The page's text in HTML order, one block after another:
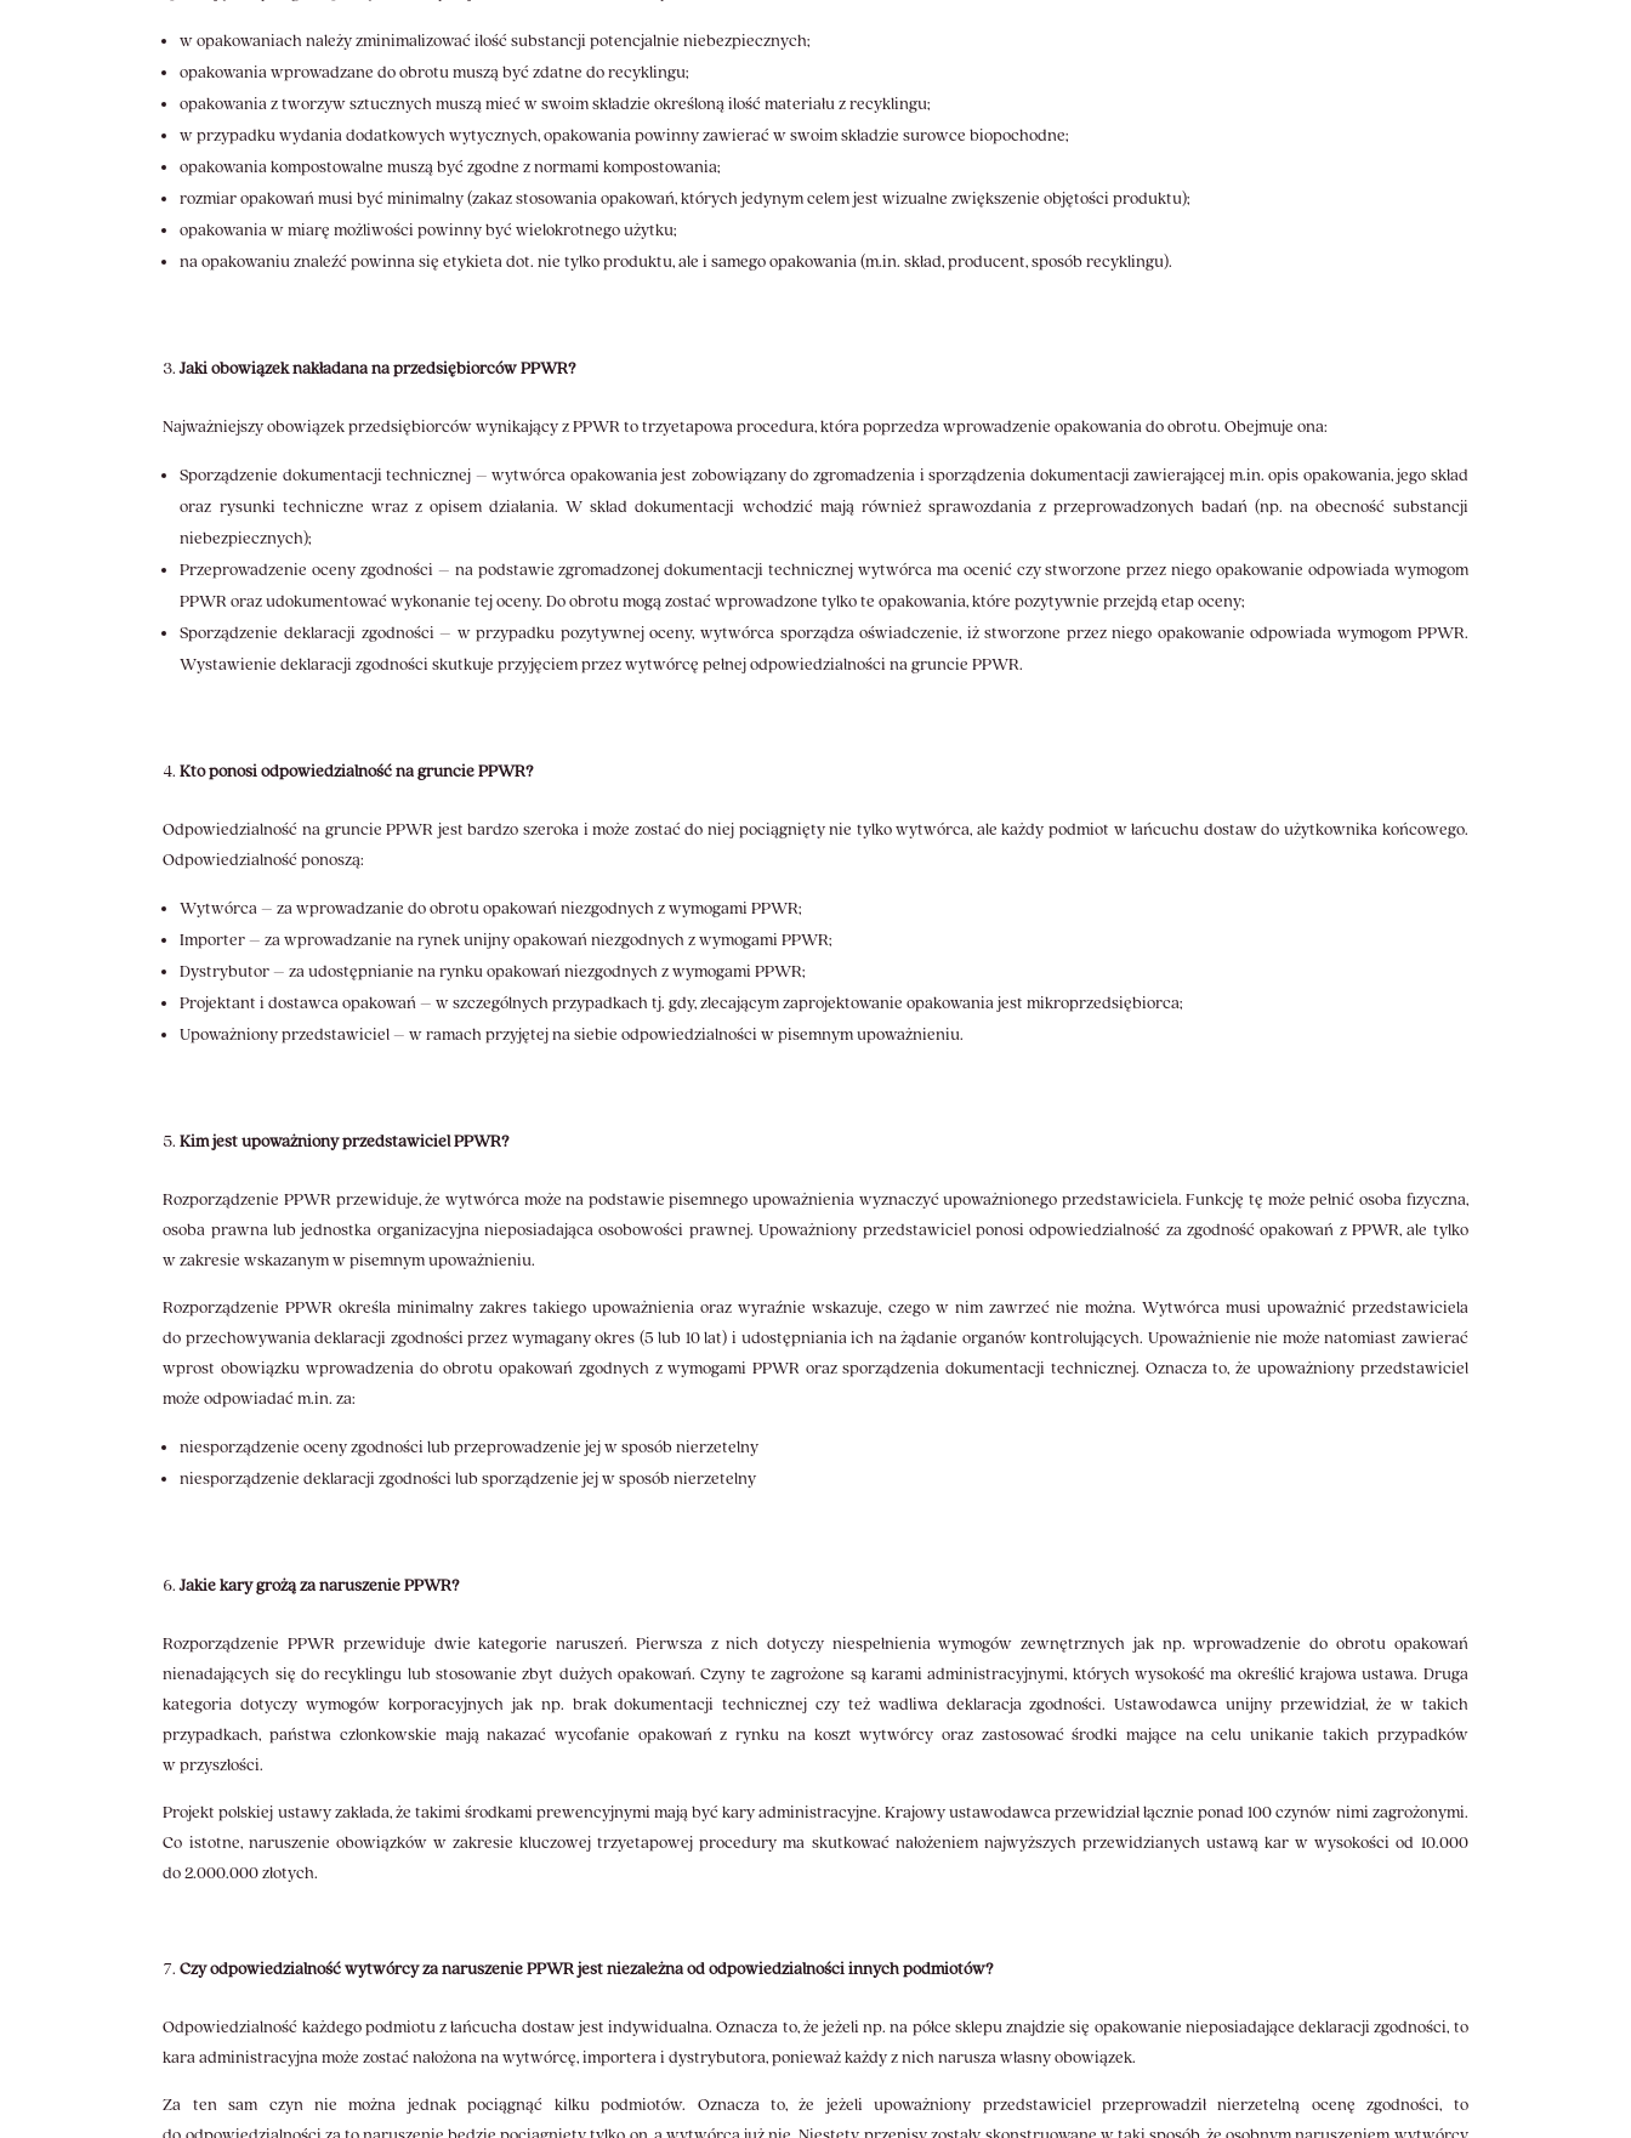
w opakowaniach należy zminimalizować ilość substancji potencjalnie niebezpiecznych;
opakowania wprowadzane do obrotu muszą być zdatne do recyklingu;
opakowania z tworzyw sztucznych muszą mieć w swoim składzie określoną ilość materiału z recyklingu;
w przypadku wydania dodatkowych wytycznych, opakowania powinny zawierać w swoim składzie surowce biopochodne;
opakowania kompostowalne muszą być zgodne z normami kompostowania;
rozmiar opakowań musi być minimalny (zakaz stosowania opakowań, których jedynym celem jest wizualne zwiększenie objętości produktu);
opakowania w miarę możliwości powinny być wielokrotnego użytku;
na opakowaniu znaleźć powinna się etykieta dot. nie tylko produktu, ale i samego opakowania (m.in. skład, producent, sposób recyklingu).
Jaki obowiązek nakładana na przedsiębiorców PPWR?
Najważniejszy obowiązek przedsiębiorców wynikający z PPWR to trzyetapowa procedura, która poprzedza wprowadzenie opakowania do obrotu. Obejmuje ona:
Sporządzenie dokumentacji technicznej – wytwórca opakowania jest zobowiązany do zgromadzenia i sporządzenia dokumentacji zawierającej m.in. opis opakowania, jego skład
oraz rysunki techniczne wraz z opisem działania. W skład dokumentacji wchodzić mają również sprawozdania z przeprowadzonych badań (np. na obecność substancji
niebezpiecznych);
Przeprowadzenie oceny zgodności – na podstawie zgromadzonej dokumentacji technicznej wytwórca ma ocenić czy stworzone przez niego opakowanie odpowiada wymogom
PPWR oraz udokumentować wykonanie tej oceny. Do obrotu mogą zostać wprowadzone tylko te opakowania, które pozytywnie przejdą etap oceny;
Sporządzenie deklaracji zgodności – w przypadku pozytywnej oceny, wytwórca sporządza oświadczenie, iż stworzone przez niego opakowanie odpowiada wymogom PPWR.
Wystawienie deklaracji zgodności skutkuje przyjęciem przez wytwórcę pełnej odpowiedzialności na gruncie PPWR.
Kto ponosi odpowiedzialność na gruncie PPWR?
Odpowiedzialność na gruncie PPWR jest bardzo szeroka i może zostać do niej pociągnięty nie tylko wytwórca, ale każdy podmiot w łańcuchu dostaw do użytkownika końcowego.
Odpowiedzialność ponoszą:
Wytwórca – za wprowadzanie do obrotu opakowań niezgodnych z wymogami PPWR;
Importer – za wprowadzanie na rynek unijny opakowań niezgodnych z wymogami PPWR;
Dystrybutor – za udostępnianie na rynku opakowań niezgodnych z wymogami PPWR;
Projektant i dostawca opakowań – w szczególnych przypadkach tj. gdy, zlecającym zaprojektowanie opakowania jest mikroprzedsiębiorca;
Upoważniony przedstawiciel – w ramach przyjętej na siebie odpowiedzialności w pisemnym upoważnieniu.
Kim jest upoważniony przedstawiciel PPWR?
Rozporządzenie PPWR przewiduje, że wytwórca może na podstawie pisemnego upoważnienia wyznaczyć upoważnionego przedstawiciela. Funkcję tę może pełnić osoba fizyczna,
osoba prawna lub jednostka organizacyjna nieposiadająca osobowości prawnej. Upoważniony przedstawiciel ponosi odpowiedzialność za zgodność opakowań z PPWR, ale tylko
w zakresie wskazanym w pisemnym upoważnieniu.
Rozporządzenie PPWR określa minimalny zakres takiego upoważnienia oraz wyraźnie wskazuje, czego w nim zawrzeć nie można. Wytwórca musi upoważnić przedstawiciela
do przechowywania deklaracji zgodności przez wymagany okres (5 lub 10 lat) i udostępniania ich na żądanie organów kontrolujących. Upoważnienie nie może natomiast zawierać
wprost obowiązku wprowadzenia do obrotu opakowań zgodnych z wymogami PPWR oraz sporządzenia dokumentacji technicznej. Oznacza to, że upoważniony przedstawiciel
może odpowiadać m.in. za:
niesporządzenie oceny zgodności lub przeprowadzenie jej w sposób nierzetelny
niesporządzenie deklaracji zgodności lub sporządzenie jej w sposób nierzetelny
Jakie kary grożą za naruszenie PPWR?
Rozporządzenie PPWR przewiduje dwie kategorie naruszeń. Pierwsza z nich dotyczy niespełnienia wymogów zewnętrznych jak np. wprowadzenie do obrotu opakowań
nienadających się do recyklingu lub stosowanie zbyt dużych opakowań. Czyny te zagrożone są karami administracyjnymi, których wysokość ma określić krajowa ustawa. Druga
kategoria dotyczy wymogów korporacyjnych jak np. brak dokumentacji technicznej czy też wadliwa deklaracja zgodności. Ustawodawca unijny przewidział, że w takich
przypadkach, państwa członkowskie mają nakazać wycofanie opakowań z rynku na koszt wytwórcy oraz zastosować środki mające na celu unikanie takich przypadków
w przyszłości.
Projekt polskiej ustawy zakłada, że takimi środkami prewencyjnymi mają być kary administracyjne. Krajowy ustawodawca przewidział łącznie ponad 100 czynów nimi zagrożonymi.
Co istotne, naruszenie obowiązków w zakresie kluczowej trzyetapowej procedury ma skutkować nałożeniem najwyższych przewidzianych ustawą kar w wysokości od 10.000
do 2.000.000 złotych.
Czy odpowiedzialność wytwórcy za naruszenie PPWR jest niezależna od odpowiedzialności innych podmiotów?
Odpowiedzialność każdego podmiotu z łańcucha dostaw jest indywidualna. Oznacza to, że jeżeli np. na półce sklepu znajdzie się opakowanie nieposiadające deklaracji zgodności, to
kara administracyjna może zostać nałożona na wytwórcę, importera i dystrybutora, ponieważ każdy z nich narusza własny obowiązek.
Za ten sam czyn nie można jednak pociągnąć kilku podmiotów. Oznacza to, że jeżeli upoważniony przedstawiciel przeprowadził nierzetelną ocenę zgodności, to